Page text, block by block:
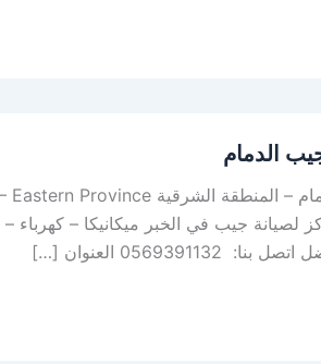
الدمام
لصيانة جيب في الخبر ميكانيكا –
العنوان […]